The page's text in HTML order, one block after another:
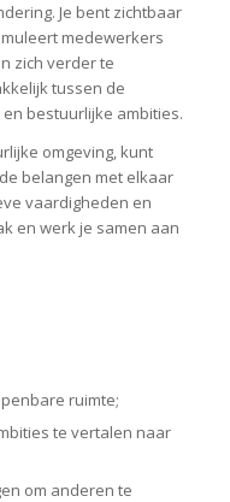
Je bent zichtbaar
medewerkers
zich verder te
tussen de
bestuurlijke ambities.
omgeving, kunt
belangen met elkaar
vaardigheden en
en werk je samen aan
ruimte;
te vertalen naar
om anderen te